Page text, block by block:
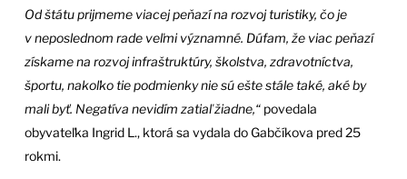
Od štátu prijmeme viacej peňazí na rozvoj turistiky, čo je
v neposlednom rade veľmi významné. Dúfam, že viac peňazí
získame na rozvoj infraštruktúry, školstva, zdravotníctva,
športu, nakoľko tie podmienky nie sú ešte stále také, aké by
mali byť. Negatíva nevidím zatiaľ žiadne,“povedala
obyvateľka Ingrid L., ktorá sa vydala do Gabčíkova pred 25
rokmi.